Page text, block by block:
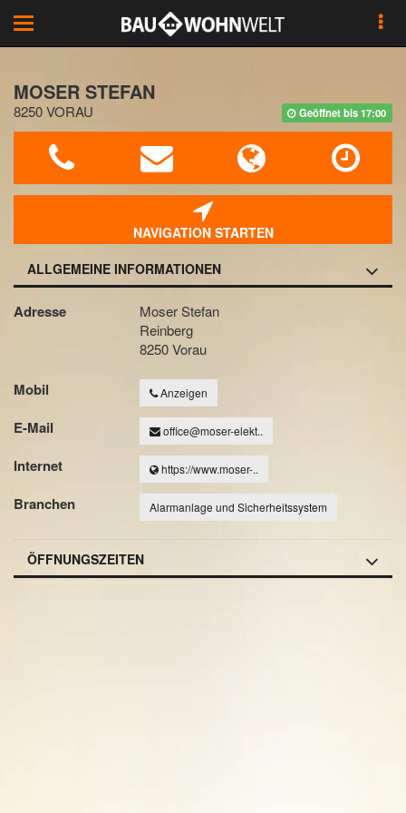
Toggle
navigation
MOSER STEFAN
Geöffnet bis 17:00
8250 VORAU
NAVIGATION STARTEN
ALLGEMEINE INFORMATIONEN
Adresse
Moser Stefan
Reinberg
8250 Vorau
Mobil Anzeigen
E-Mail office@moser-elekt..
Internet https://www.moser-..
Branchen Alarmanlage und Sicherheitssystem
ÖFFNUNGSZEITEN